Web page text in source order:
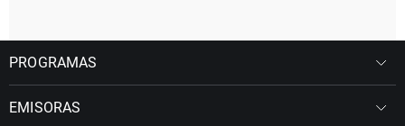
PROGRAMAS
EMISORAS